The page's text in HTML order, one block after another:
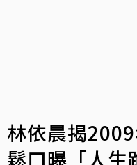
林依晨揭
鬆口曝「人生